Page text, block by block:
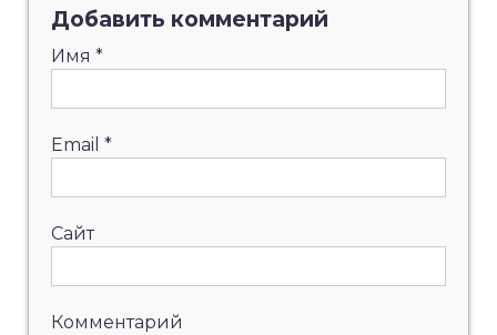
Добавить комментарий
Имя *
Email *
Сайт
Комментарий